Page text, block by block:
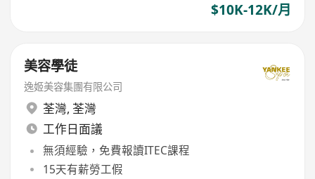
$10K-12K/月
美容學徒
逸姬美容集團有限公司
荃灣, 荃灣
工作日面議
無須經驗，免費報讀ITEC課程
15天有薪勞工假